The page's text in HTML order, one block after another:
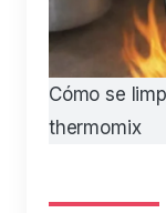
Cómo se
thermomix